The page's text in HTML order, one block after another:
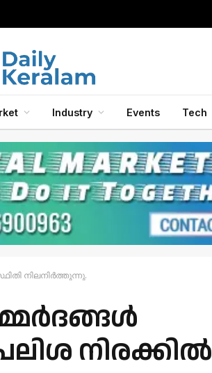
Industry Events Tech
നിലനിർത്തുന്നു.
നിരക്കിൽ